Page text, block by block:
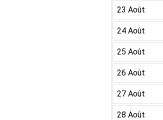
23 Août
24 Août
25 Août
26 Août
27 Août
28 Août